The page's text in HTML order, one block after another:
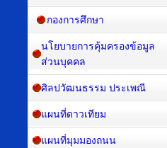
กองการศึกษา
นโยบายการคุ้มครองข้อมูล
ส่วนบุคคล
ศิลปวัฒนธรรม ประเพณี
แผนที่ดาวเทียม
แผนที่มุมมองถนน